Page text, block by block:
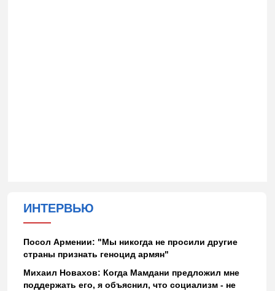
ИНТЕРВЬЮ
Посол Армении: "Мы никогда не просили другие
страны признать геноцид армян"
Михаил Новахов: Когда Мамдани предложил мне
поддержать его, я объяснил, что социализм - не